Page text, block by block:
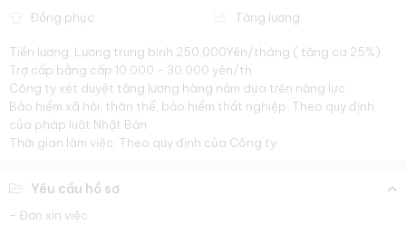
Đồng phục
Tăng lương
Tiền lương: Lương trung bình 250,000Yên/tháng ( tăng ca 25%).
Trợ cấp bằng cấp 10.000 - 30.000 yên/th
Công ty xét duyệt tăng lương hàng năm dựa trên năng lực
Bảo hiểm xã hội, thân thể, bảo hiểm thất nghiệp: Theo quy định
của pháp luật Nhật Bản
Thời gian làm việc: Theo quy định của Công ty.
Yêu cầu hồ sơ
- Đơn xin việc